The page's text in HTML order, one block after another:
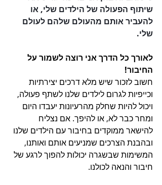
שיתוף הפעולה של הילדים שלי, או
להעביר אותם מהעולם שלהם לעולם
שלי.
לאורך כל הדרך אני רוצה לשמור על
החיבור!
חשוב לזכור שיש מלא דרכים יצירתיות
וכייפיות לגרום לילדים שלנו לשתף פעולה,
ויכול להיות שחלק מהרעיונות יעבדו היום
ומחר כבר לא, או להיפך. אם נצליח
להישאר ממוקדים בחיבור עם הילדים שלנו
ובהבנת הצרכים שמניעים אותם ואותנו,
המשימות שבשגרה יכולות להפוך לרגע של
חיבור והנאה לכולנו.